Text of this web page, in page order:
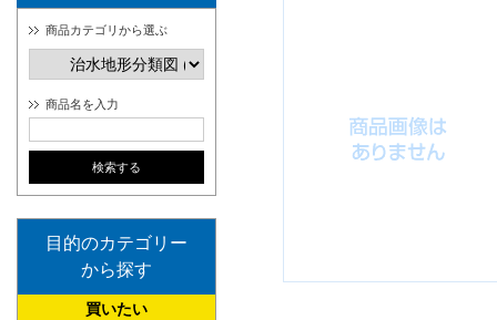
商品カテゴリから選ぶ
商品名を入力
目的のカテゴリー
から探す
買いたい